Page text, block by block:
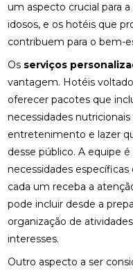
um aspecto crucial para
idosos, e os hotéis que
contribuem para o bem-
Os serviços
vantagem. Hotéis
oferecer pacotes que
necessidades
entretenimento e lazer
desse público. A equipe
necessidades
cada um receba a
pode incluir desde a
organização de
interesses.
Outro aspecto a ser